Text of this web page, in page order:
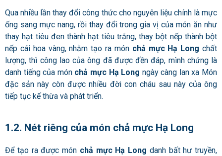
Qua nhiều lần thay đổi công thức cho nguyên liệu chính là mực
ống sang mực nang, rồi thay đổi trong gia vị của món ăn như
thay hạt tiêu đen thành hạt tiêu trắng, thay bột nếp thành bột
nếp cái hoa vàng, nhằm tạo ra món chả mực Hạ Long chất
lượng, thì công lao của ông đã được đền đáp, mình chứng là
danh tiếng của món chả mực Hạ Long ngày càng lan xa Món
đặc sản này còn được nhiều đời con cháu sau này của ông
tiếp tục kế thừa và phát triển.
1.2. Nét riêng của món chả mực Hạ Long
Để tạo ra được món chả mực Hạ Long danh bất hư truyền,